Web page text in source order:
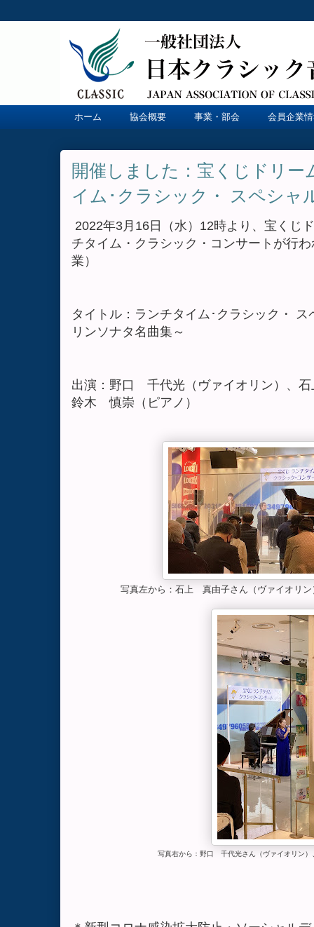
ホーム 協会概要 事業・部会 会員企業
開催しました：宝くじドリー
イム･クラシック・ スペシャ
2022年3月16日（水）12時より、宝くじ
チタイム・クラシック・コンサートが行
業）
タイトル：ランチタイム･クラシック・
リンソナタ名曲集～
出演：野口 千代光（ヴァイオリン）、
鈴木 慎崇（ピアノ）
写真左から：石上 真由子さん（ヴァイオリ
写真右から：野口 千代光さん（ヴァイオリン